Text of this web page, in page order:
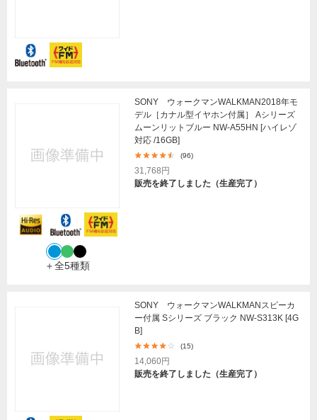
＋全5種類
SONY ウォークマンWALKMAN2018年モ
デル［カナル型イヤホン付属］ Aシリーズ
ムーンリットブルー NW-A55HN [ハイレゾ
対応 /16GB]
(96)
31,768円
販売を終了しました（生産完了）
SONY ウォークマンWALKMANスピーカ
ー付属 Sシリーズ ブラック NW-S313K [4G
B]
(15)
14,060円
販売を終了しました（生産完了）